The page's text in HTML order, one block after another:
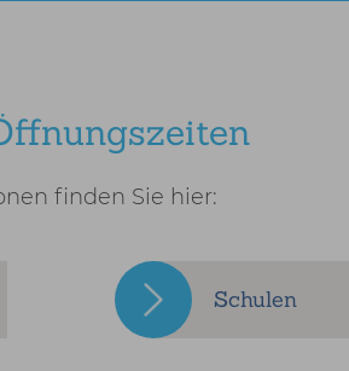
finden Sie hier:
Schulen